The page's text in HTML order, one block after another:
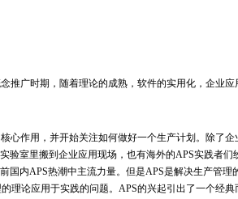
广时期，随着理论的成熟，软件的实用化，企业应
作用，并开始关注如何做好一个生产计划。除了企
验室里搬到企业应用现场，也有海外的APS实践者们
国内APS热潮中主流力量。但是APS是解决生产管理
论应用于实践的问题。APS的兴起引出了一个经典